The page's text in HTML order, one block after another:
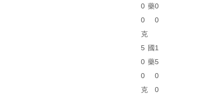
0
0
克
藥0
0
5
0
0
克
國
藥
1
5
0
0